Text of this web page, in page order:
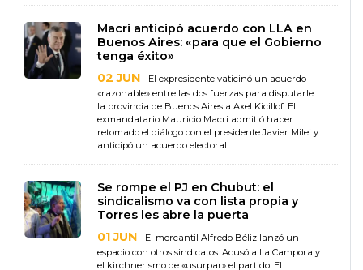
Macri anticipó acuerdo con LLA en
Buenos Aires: «para que el Gobierno
tenga éxito»
02 JUN - El expresidente vaticinó un acuerdo
«razonable» entre las dos fuerzas para disputarle
la provincia de Buenos Aires a Axel Kicillof. El
exmandatario Mauricio Macri admitió haber
retomado el diálogo con el presidente Javier Milei y
anticipó un acuerdo electoral...
Se rompe el PJ en Chubut: el
sindicalismo va con lista propia y
Torres les abre la puerta
01 JUN - El mercantil Alfredo Béliz lanzó un
espacio con otros sindicatos. Acusó a La Campora y
el kirchnerismo de «usurpar» el partido. El